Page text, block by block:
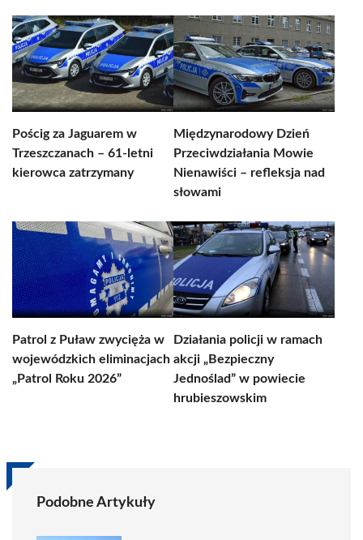
Pościg za Jaguarem w
Trzeszczanach – 61-letni
kierowca zatrzymany
Międzynarodowy Dzień
Przeciwdziałania Mowie
Nienawiści – refleksja nad
słowami
Patrol z Puław zwycięża w
wojewódzkich eliminacjach
„Patrol Roku 2026”
Działania policji w ramach
akcji „Bezpieczny
Jednoślad” w powiecie
hrubieszowskim
Podobne Artykuły